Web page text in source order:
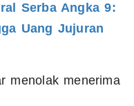
Serba Angka 9:
Uang Jujuran
menolak menerima